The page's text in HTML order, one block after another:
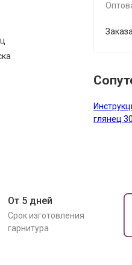
глянец
От 5 дней
Срок изготовления
гарнитура